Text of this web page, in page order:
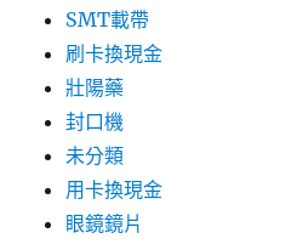
SMT載帶
刷卡換現金
壯陽藥
封口機
未分類
用卡換現金
眼鏡鏡片